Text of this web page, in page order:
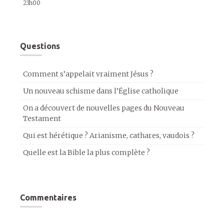
23h00
Questions
Comment s’appelait vraiment Jésus ?
Un nouveau schisme dans l’Église catholique
On a découvert de nouvelles pages du Nouveau
Testament
Qui est hérétique ? Arianisme, cathares, vaudois ?
Quelle est la Bible la plus complète ?
Commentaires